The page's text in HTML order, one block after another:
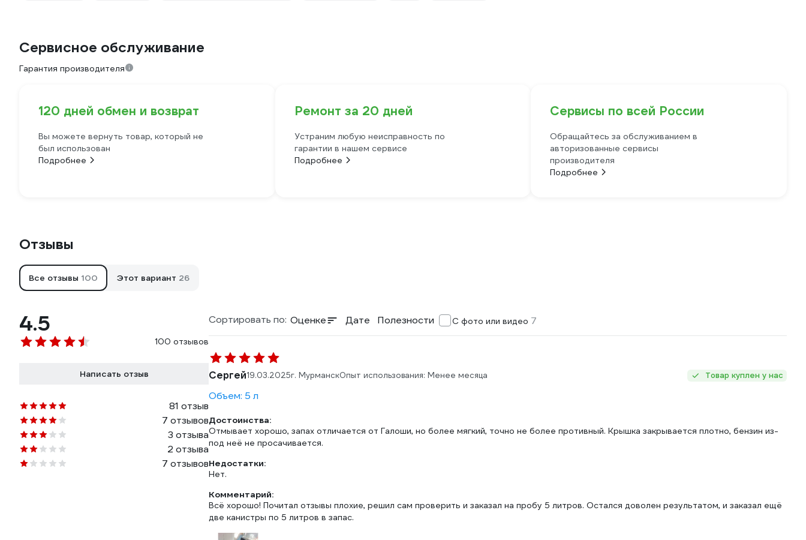
Сервисное обслуживание
Гарантия производителя
120 дней обмен и возврат
Вы можете вернуть товар, который не
был использован
Подробнее
Ремонт за 20 дней
Устраним любую неисправность по
гарантии в нашем сервисе
Подробнее
Сервисы по всей России
Обращайтесь за обслуживанием в
авторизованные сервисы
производителя
Подробнее
Отзывы
Все отзывы 100 Этот вариант 26
4.5
100 отзывов
Написать отзыв
81 отзыв
7 отзывов
3 отзыва
2 отзыва
7 отзывов
Сортировать по: Оценке Дате Полезности С фото или видео 7
Сергей19.03.2025г. МурманскОпыт использования: Менее месяца Товар куплен у нас
Объем: 5 л
Достоинства:
Отмывает хорошо, запах отличается от Галоши, но более мягкий, точно не более противный. Крышка закрывается плотно, бензин из-
под неё не просачивается.
Недостатки:
Нет.
Комментарий:
Всё хорошо! Почитал отзывы плохие, решил сам проверить и заказал на пробу 5 литров. Остался доволен результатом, и заказал ещё
две канистры по 5 литров в запас.